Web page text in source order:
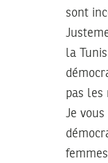
sont
la
pas les
Je vous